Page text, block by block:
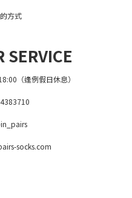
方式
SERVICE
（逢例假日休息）
socks.com